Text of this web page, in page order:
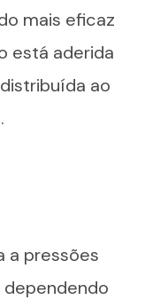
mais eficaz
está aderida
ao
a pressões